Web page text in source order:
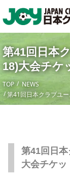
第41回日本
18)大会チケ
TOP
NEWS
第41回日本クラブユ
第41回日
大会チケッ